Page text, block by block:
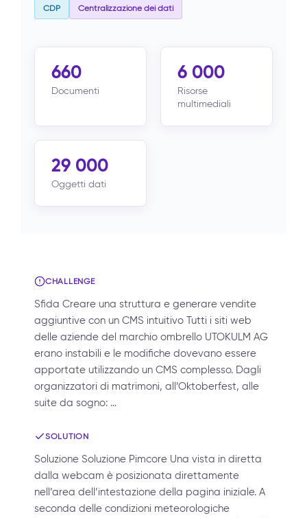
CDP Centralizzazione dei dati
660
Documenti
6 000
Risorse
multimediali
29 000
Oggetti dati
CHALLENGE
Sfida Creare una struttura e generare vendite
aggiuntive con un CMS intuitivo Tutti i siti web
delle aziende del marchio ombrello UTOKULM AG
erano instabili e le modifiche dovevano essere
apportate utilizzando un CMS complesso. Dagli
organizzatori di matrimoni, all’Oktoberfest, alle
suite da sogno: …
SOLUTION
Soluzione Soluzione Pimcore Una vista in diretta
dalla webcam è posizionata direttamente
nell’area dell’intestazione della pagina iniziale. A
seconda delle condizioni meteorologiche